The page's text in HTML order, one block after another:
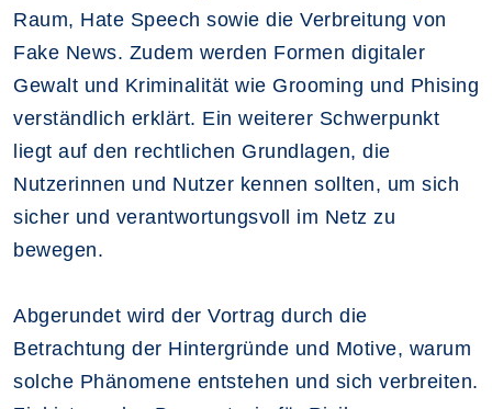
Raum, Hate Speech sowie die Verbreitung von
Fake News. Zudem werden Formen digitaler
Gewalt und Kriminalität wie Grooming und Phising
verständlich erklärt. Ein weiterer Schwerpunkt
liegt auf den rechtlichen Grundlagen, die
Nutzerinnen und Nutzer kennen sollten, um sich
sicher und verantwortungsvoll im Netz zu
bewegen.
Abgerundet wird der Vortrag durch die
Betrachtung der Hintergründe und Motive, warum
solche Phänomene entstehen und sich verbreiten.